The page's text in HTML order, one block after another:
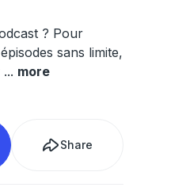
? Pour
sans limite,
... more
Share